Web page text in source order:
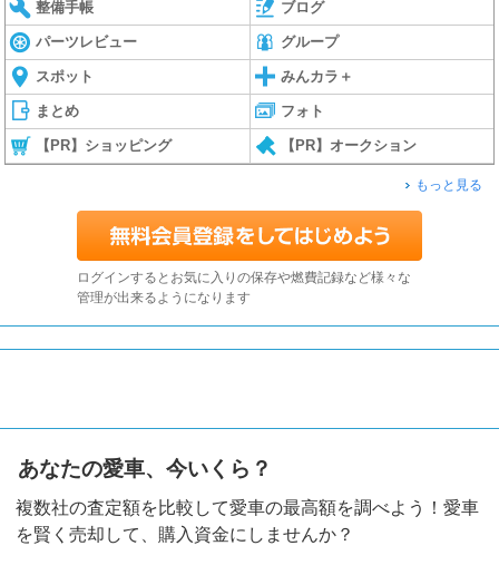
整備手帳 ブログ
パーツレビュー グループ
スポット みんカラ＋
まとめ フォト
【PR】ショッピング 【PR】オークション
もっと見る
ログインするとお気に入りの保存や燃費記録など様々な
管理が出来るようになります
あなたの愛車、今いくら？
複数社の査定額を比較して愛車の最高額を調べよう！愛車
を賢く売却して、購入資金にしませんか？